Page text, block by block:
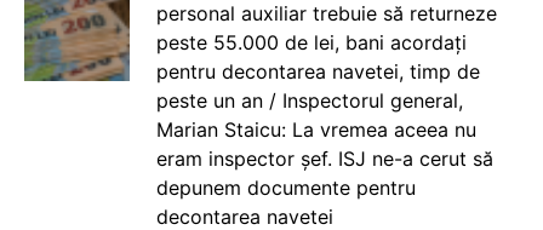
personal auxiliar trebuie să returneze
peste 55.000 de lei, bani acordați
pentru decontarea navetei, timp de
peste un an / Inspectorul general,
Marian Staicu: La vremea aceea nu
eram inspector șef. ISJ ne-a cerut să
depunem documente pentru
decontarea navetei